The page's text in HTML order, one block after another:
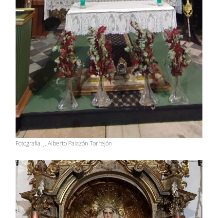
Fotografía: J. Alberto Palazón Torrejón